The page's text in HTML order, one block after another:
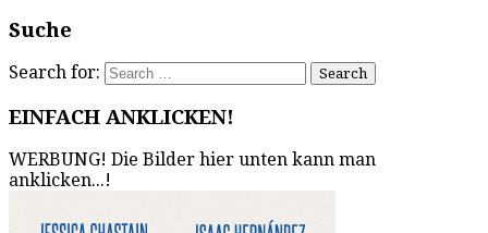
Suche
Search for:
EINFACH ANKLICKEN!
WERBUNG! Die Bilder hier unten kann man
anklicken...!